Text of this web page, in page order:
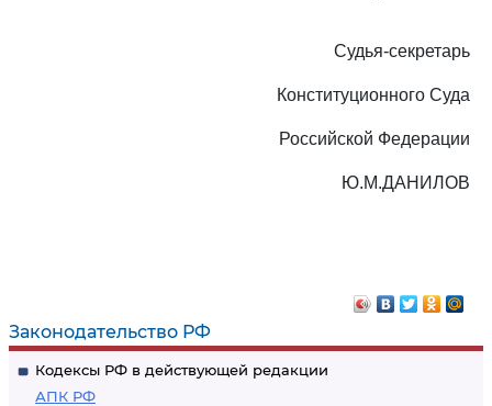
Законодательство РФ
Кодексы РФ в действующей редакции
АПК РФ
Судья-секретарь
Конституционного Суда
Российской Федерации
Ю.М.ДАНИЛОВ